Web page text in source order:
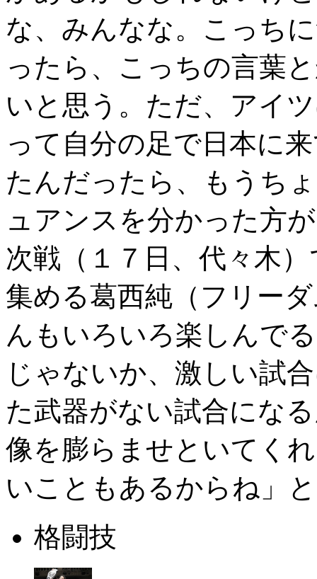
な、みんなな。こっち
ったら、こっちの言葉
いと思う。ただ、アイ
って自分の足で日本に
たんだったら、もうち
ュアンスを分かった方
次戦（１７日、代々木
集める葛西純（フリー
んもいろいろ楽しんで
じゃないか、激しい試
た武器がない試合にな
像を膨らませといてく
いこともあるからね」
格闘技